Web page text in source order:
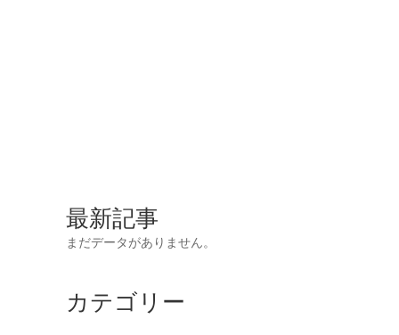
最新記事
まだデータがありません。
カテゴリー